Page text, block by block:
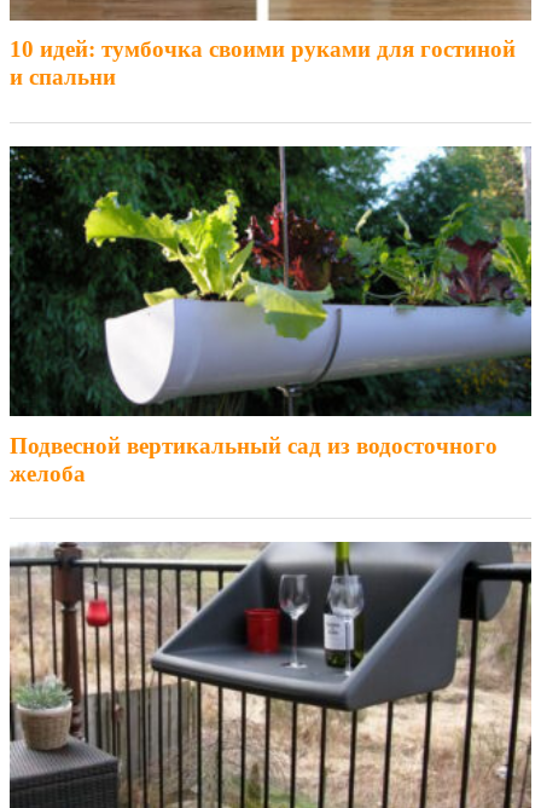
10 идей: тумбочка своими руками для гостиной
и спальни
Подвесной вертикальный сад из водосточного
желоба